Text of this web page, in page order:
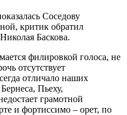
Соседову
критик обратил
Баскова.
филировкой голоса, не
отсутствует
отличало наших
Пьеху,
грамотной
и фортиссимо – орет, по